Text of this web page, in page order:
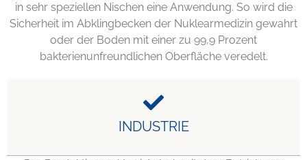
in sehr speziellen Nischen eine Anwendung. So wird die
Sicherheit im Abklingbecken der Nuklearmedizin gewahrt
oder der Boden mit einer zu 99,9 Prozent
bakterienunfreundlichen Oberfläche veredelt.
INDUSTRIE